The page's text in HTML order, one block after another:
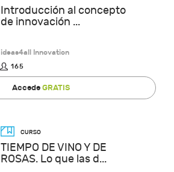
Introducción al concepto
de innovación ...
ideas4all Innovation
165
AccedeGRATIS
TIEMPO DE VINO Y DE
ROSAS. Lo que las d...